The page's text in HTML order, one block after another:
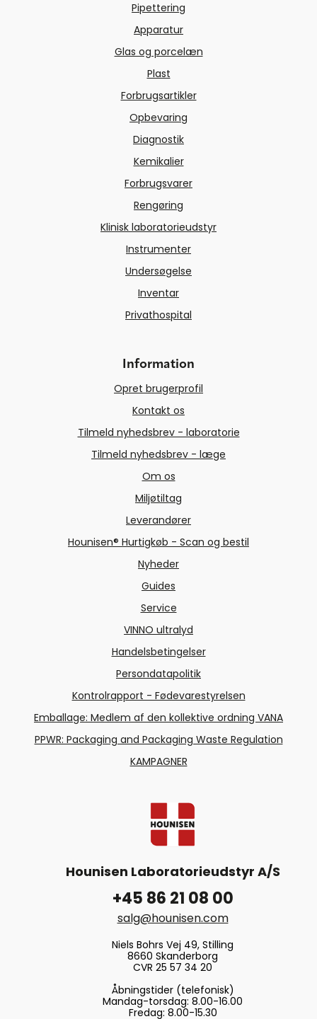
Pipettering
Apparatur
Glas og porcelæn
Plast
Forbrugsartikler
Opbevaring
Diagnostik
Kemikalier
Forbrugsvarer
Rengøring
Klinisk laboratorieudstyr
Instrumenter
Undersøgelse
Inventar
Privathospital
Information
Opret brugerprofil
Kontakt os
Tilmeld nyhedsbrev - laboratorie
Tilmeld nyhedsbrev - læge
Om os
Miljøtiltag
Leverandører
Hounisen® Hurtigkøb - Scan og bestil
Nyheder
Guides
Service
VINNO ultralyd
Handelsbetingelser
Persondatapolitik
Kontrolrapport - Fødevarestyrelsen
Emballage: Medlem af den kollektive ordning VANA
PPWR: Packaging and Packaging Waste Regulation
KAMPAGNER
Hounisen Laboratorieudstyr A/S
+45 86 21 08 00
salg@hounisen.com
Niels Bohrs Vej 49, Stilling
8660 Skanderborg
CVR 25 57 34 20
Åbningstider (telefonisk)
Mandag-torsdag: 8.00-16.00
Fredag: 8.00-15.30